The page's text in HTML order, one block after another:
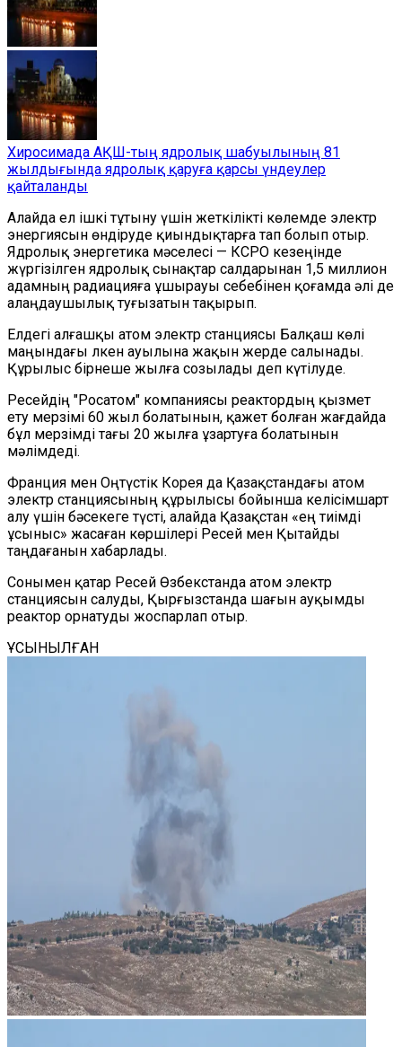
Хиросимада АҚШ-тың ядролық шабуылының 81
жылдығында ядролық қаруға қарсы үндеулер
қайталанды
Алайда ел ішкі тұтыну үшін жеткілікті көлемде электр
энергиясын өндіруде қиындықтарға тап болып отыр.
Ядролық энергетика мәселесі — КСРО кезеңінде
жүргізілген ядролық сынақтар салдарынан 1,5 миллион
адамның радиацияға ұшырауы себебінен қоғамда әлі де
алаңдаушылық туғызатын тақырып.
Елдегі алғашқы атом электр станциясы Балқаш көлі
маңындағы Үлкен ауылына жақын жерде салынады.
Құрылыс бірнеше жылға созылады деп күтілуде.
Ресейдің "Росатом" компаниясы реактордың қызмет
ету мерзімі 60 жыл болатынын, қажет болған жағдайда
бұл мерзімді тағы 20 жылға ұзартуға болатынын
мәлімдеді.
Франция мен Оңтүстік Корея да Қазақстандағы атом
электр станциясының құрылысы бойынша келісімшарт
алу үшін бәсекеге түсті, алайда Қазақстан «ең тиімді
ұсыныс» жасаған көршілері Ресей мен Қытайды
таңдағанын хабарлады.
Сонымен қатар Ресей Өзбекстанда атом электр
станциясын салуды, Қырғызстанда шағын ауқымды
реактор орнатуды жоспарлап отыр.
ҰСЫНЫЛҒАН